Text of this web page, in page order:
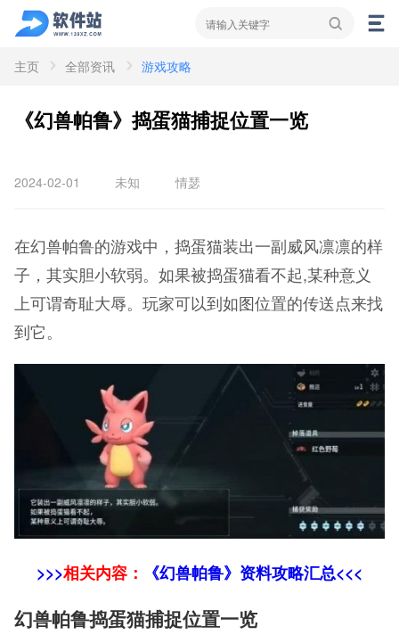
资讯
新闻 攻略
主页 全部资讯 游戏攻略
《幻兽帕鲁》捣蛋猫捕捉位置一览
2024-02-01 未知 情瑟
在幻兽帕鲁的游戏中，捣蛋猫装出一副威风凛凛的样
子，其实胆小软弱。如果被捣蛋猫看不起,某种意义
上可谓奇耻大辱。玩家可以到如图位置的传送点来找
到它。
>>>相关内容： 《幻兽帕鲁》资料攻略汇总<<<
幻兽帕鲁捣蛋猫捕捉位置一览